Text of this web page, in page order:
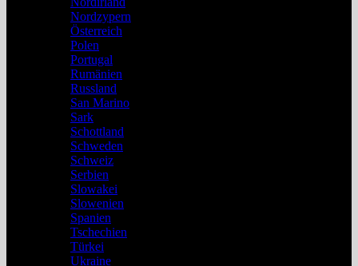
Nordzypern
Österreich
Polen
Portugal
Rumänien
Russland
San Marino
Sark
Schottland
Schweden
Schweiz
Serbien
Slowakei
Slowenien
Spanien
Tschechien
Türkei
Ukraine